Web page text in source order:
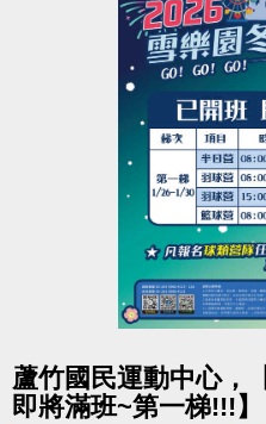
蘆竹國民運動中心，
即將滿班~第一梯!!!】